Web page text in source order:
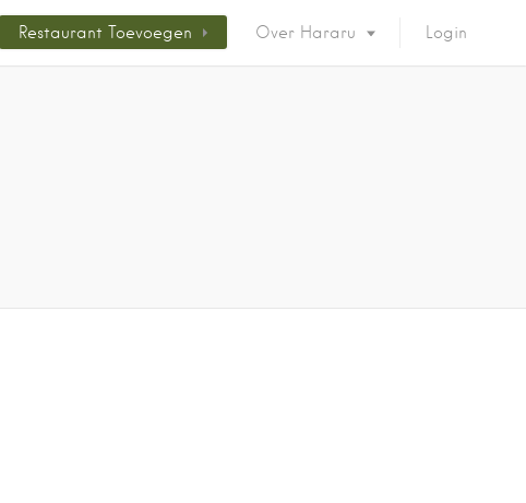
Restaurant Toevoegen Over Hararu Login